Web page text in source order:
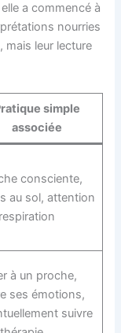
a commencé à
nourries
mais leur lecture
simple
associée
consciente,
au sol, attention
à un proche,
ses émotions,
suivre